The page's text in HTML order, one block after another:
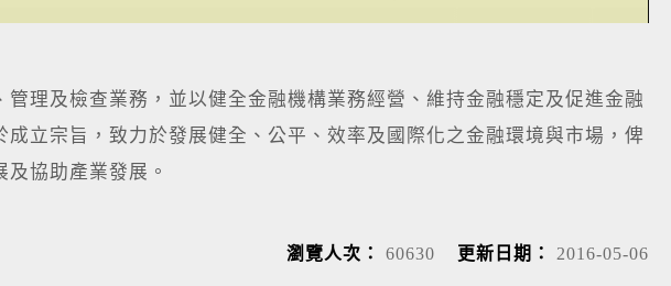
理及檢查業務，並以健全金融機構業務經營、維持金融穩定及促進金融
立宗旨，致力於發展健全、公平、效率及國際化之金融環境與市場，俾
協助產業發展。
瀏覽人次： 60630 更新日期： 2016-05-06